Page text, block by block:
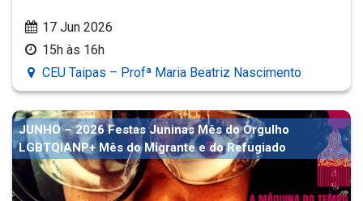
17 Jun 2026
15h às 16h
CEU Taipas – Profª Maria Beatriz Nascimento
JUNHO – 2026 Festas Juninas Mês do Orgulho
LGBTQIANP+ Mês do Migrante e do Refugiado